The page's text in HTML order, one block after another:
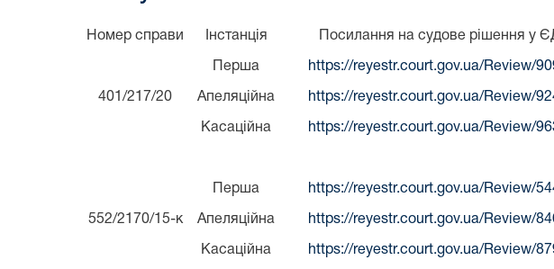
Номер справи Інстанція Посилання на судове рішення у
401/217/20
Перша https://reyestr.court.gov.ua/Review/
Апеляційна https://reyestr.court.gov.ua/Review/
Касаційна https://reyestr.court.gov.ua/Review/
552/2170/15-к
Перша https://reyestr.court.gov.ua/Review/
Апеляційна https://reyestr.court.gov.ua/Review/
Касаційна https://reyestr.court.gov.ua/Review/